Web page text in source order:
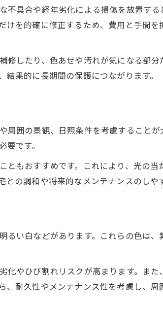
人の技術力がダメ込みに表れる理由
に役立つ専門技術の解説
の仕上がりを左右する技術ポイント
で職人が使う道具とテクニック
補修費用を理解し賢く選ぶ方法
部分補修費用の相場と特徴
費用を抑えるためのポイント
の部分補修と全体塗り替えの違い
の仕上がりを左右する部分補修技術
具合や経年劣化による損傷を放置す
を的確に修正するため、費用と手間
したり、色あせや汚れが気になる部
果的に長期間の保護につながります。
囲の景観、日照条件を考慮すること
です。
もおすすめです。これにより、光の
の調和や将来的なメンテナンスのしや
い白などがあります。これらの色は
やひび割れリスクが高まります。ま
耐久性やメンテナンス性を考慮し、